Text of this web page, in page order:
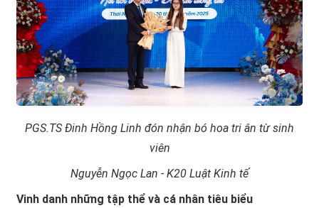
PGS.TS Đinh Hồng Linh đón nhận bó hoa tri ân từsinh
viên
Nguyễn Ngọc Lan - K20 Luật Kinh tế
Vinh danh những tập thể và cá nhân tiêu biểu